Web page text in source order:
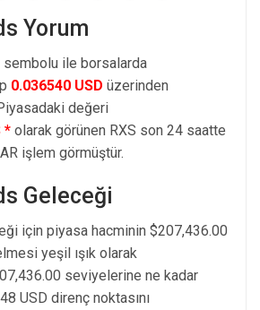
Yorum
sembolu ile borsalarda
0.036540 USD üzerinden
değeri
* olarak görünen RXS son 24 saatte
işlem görmüştür.
Geleceği
için piyasa hacminin $207,436.00
yeşil ışık olarak
seviyelerine ne kadar
USD direnç noktasını